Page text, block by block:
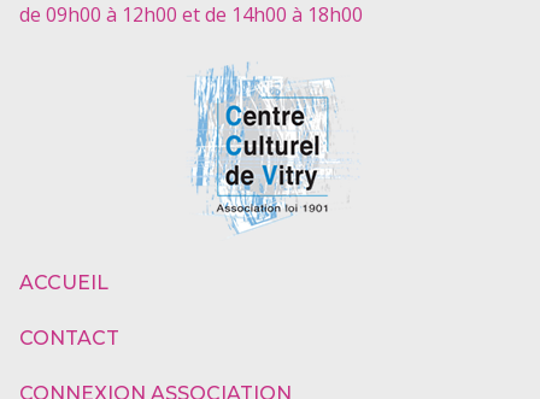
de 09h00 à 12h00 et de 14h00 à 18h00
ACCUEIL
CONTACT
CONNEXION ASSOCIATION